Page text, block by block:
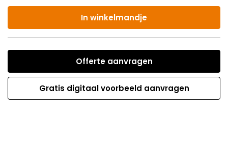
In winkelmandje
Offerte aanvragen
Gratis digitaal voorbeeld aanvragen